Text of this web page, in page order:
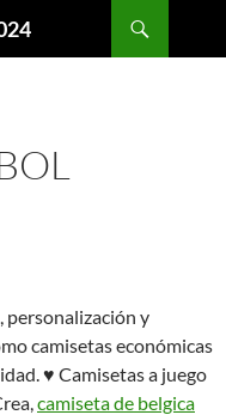
personalización y
camisetas económicas
♥ Camisetas a juego
camiseta de belgica